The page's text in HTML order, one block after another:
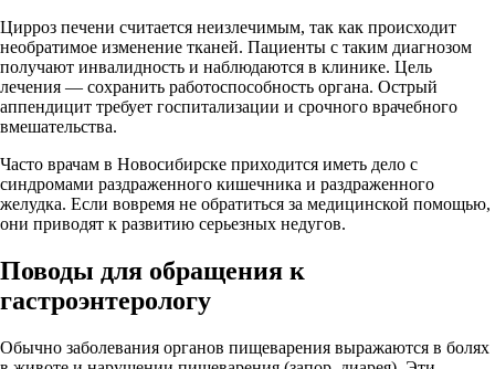
Цирроз печени считается неизлечимым, так как происходит
необратимое изменение тканей. Пациенты с таким диагнозом
получают инвалидность и наблюдаются в клинике. Цель
лечения — сохранить работоспособность органа. Острый
аппендицит требует госпитализации и срочного врачебного
вмешательства.
Часто врачам в Новосибирске приходится иметь дело с
синдромами раздраженного кишечника и раздраженного
желудка. Если вовремя не обратиться за медицинской помощью,
они приводят к развитию серьезных недугов.
Поводы для обращения к
гастроэнтерологу
Обычно заболевания органов пищеварения выражаются в болях